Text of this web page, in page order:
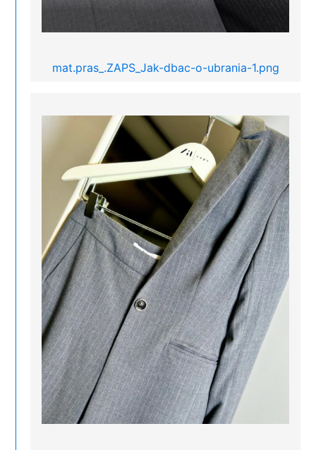
mat.pras_.ZAPS_Jak-dbac-o-ubrania-1.png